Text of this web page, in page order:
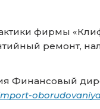
фирмы
ремонт,
Финансовый